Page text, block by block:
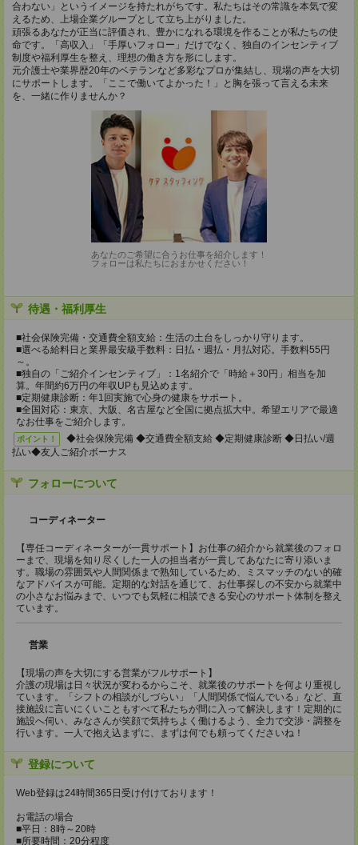
合わない」というイメージを持たれがちです。私たちはその常識を本気で変
えるため、上場企業グループとして立ち上がりました。
頑張るあなたが正当に評価され、豊かになれる環境を作ることが私たちの使
命です。「高収入」「手厚いフォロー」だけでなく、独自のインセンティブ
制度や福利厚生を整え、理想の働き方を形にします。
元介護士や業界歴20年のベテランなど多彩なプロが集結し、現場の声を大切
にサポートします。「ここで働いてよかった！」と胸を張って言える未来
を、一緒に作りませんか？
あなたのご希望に合うお仕事を紹介します！
フォローは私たちにおまかせください！
待遇・福利厚生
■社会保険完備・交通費全額支給：生活の土台をしっかり守ります。
■選べる給料日と業界最安級手数料：日払・週払・月払対応。手数料55円
～。
■独自の「ご紹介インセンティブ」：1名紹介で「時給＋30円」相当を加
算。年間約6万円の年収UPも見込めます。
■定期健康診断：年1回実施で心身の健康をサポート。
■全国対応：東京、大阪、名古屋など全国に拠点拡大中。希望エリアで最適
なお仕事をご紹介します。
ポイント！
◆社会保険完備 ◆交通費全額支給 ◆定期健康診断 ◆日払い/週
払い◆友人ご紹介ボーナス
フォローについて
コーディネーター
【専任コーディネーターが一貫サポート】お仕事の紹介から就業後のフォロ
ーまで、現場を知り尽くした一人の担当者が一貫してあなたに寄り添いま
す。職場の雰囲気や人間関係まで熟知しているため、ミスマッチのない的確
なアドバイスが可能。定期的な対話を通じて、お仕事探しの不安から就業中
の小さなお悩みまで、いつでも気軽に相談できる安心のサポート体制を整え
ています。
営業
【現場の声を大切にする営業がフルサポート】
介護の現場は日々状況が変わるからこそ、就業後のサポートを何より重視し
ています。「シフトの相談がしづらい」「人間関係で悩んでいる」など、直
接施設に言いにくいこともすべて私たちが間に入って解決します！定期的に
施設へ伺い、みなさんが笑顔で気持ちよく働けるよう、全力で交渉・調整を
行います。一人で抱え込まずに、まずは何でも頼ってくださいね！
登録について
Web登録は24時間365日受け付けております！
お電話の場合
■平日：8時～20時
■所要時間：20分程度